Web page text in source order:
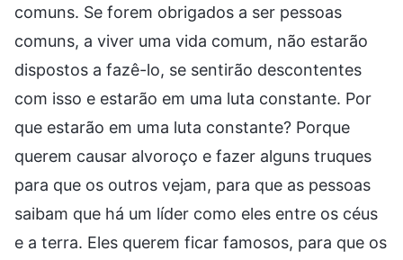
comuns. Se forem obrigados a ser pessoas
comuns, a viver uma vida comum, não estarão
dispostos a fazê-lo, se sentirão descontentes
com isso e estarão em uma luta constante. Por
que estarão em uma luta constante? Porque
querem causar alvoroço e fazer alguns truques
para que os outros vejam, para que as pessoas
saibam que há um líder como eles entre os céus
e a terra. Eles querem ficar famosos, para que os